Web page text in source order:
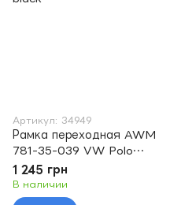
Артикул: 34949
Рамка переходная AWM
781-35-039 VW Polo
2014+ 2DIN piano black
1 245 грн
В наличии